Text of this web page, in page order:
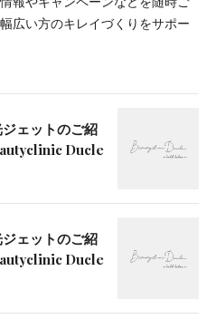
広い方のキレイづくりをサポー
ジェットのご紹
Ducle
ジェットのご紹
Ducle